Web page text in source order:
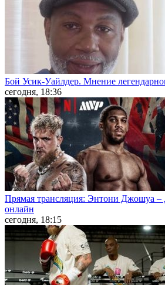
Бой Усик-Уайлдер. Мнение
сегодня, 18:36
Прямая трансляция: Энтони Джошуа
онлайн
сегодня, 18:15